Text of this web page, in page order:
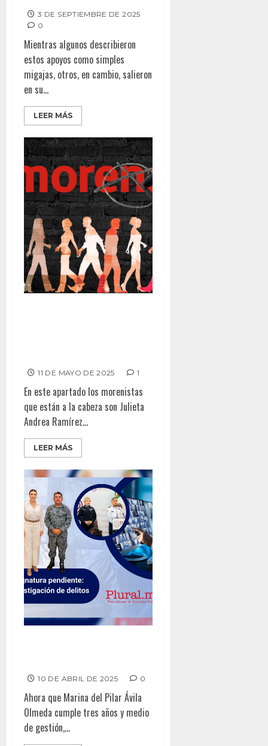
3 DE SEPTIEMBRE DE 2025
0
Mientras algunos describieron
estos apoyos como simples
migajas, otros, en cambio, salieron
en su...
LEER MÁS
11 DE MAYO DE 2025 1
En este apartado los morenistas
que están a la cabeza son Julieta
Andrea Ramírez...
LEER MÁS
10 DE ABRIL DE 2025 0
Ahora que Marina del Pilar Ávila
Olmeda cumple tres años y medio
de gestión,...